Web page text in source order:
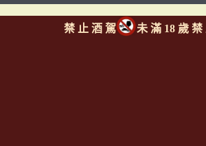
禁 止 酒 駕 未 滿 18 歲 禁